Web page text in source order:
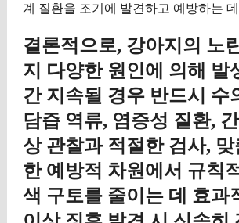
계 질환을 조기에 발견하고 예방하는
결론적으로, 강아지의 노
지 다양한 원인에 의해 발
간 지속될 경우 반드시 수
담즙 역류, 염증성 질환,
상 관찰과 적절한 검사,
한 예방적 차원에서 규칙
색 구토를 줄이는 데 효과